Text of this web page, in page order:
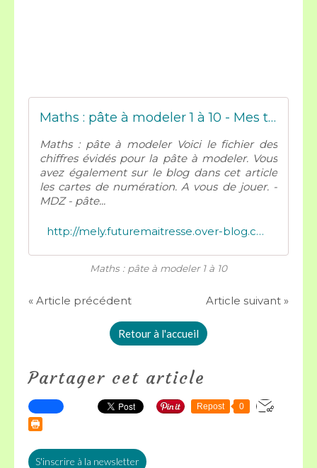
Maths : pâte à modeler 1 à 10 - Mes tresses D Zécolles
Maths : pâte à modeler Voici le fichier des
chiffres évidés pour la pâte à modeler. Vous
avez également sur le blog dans cet article
les cartes de numération. A vous de jouer. -
MDZ - pâte...
http://mely.futuremaitresse.over-blog.com/2020/07/maths-pate-a-modeler-1-a-10.html
Maths : pâte à modeler 1 à 10
« Article précédent Article suivant »
Retour à l'accueil
Partager cet article
Repost 0
S'inscrire à la newsletter